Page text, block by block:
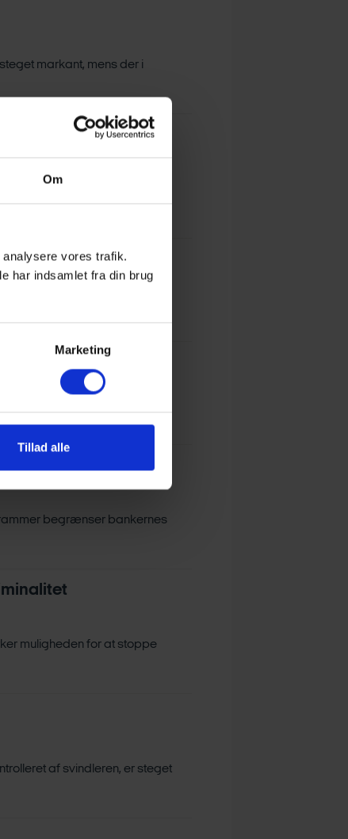
Om
vores trafik.
har indsamlet fra din brug
Marketing
Tillad alle
markant, mens der i
Som resultat er den
begrænser bankernes
muligheden for at stoppe
af svindleren, er steget